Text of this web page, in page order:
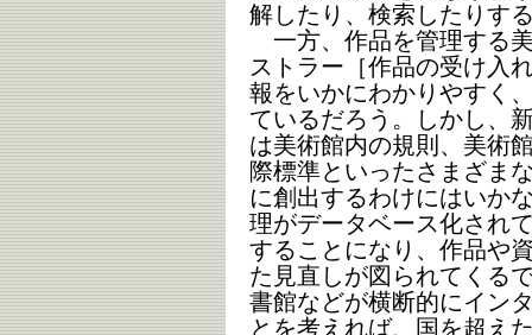
解したり、検索したりす
一方、作品を管理する
ストラー［作品の受け入
報をいかにわかりやすく
ているだろう。しかし、
は美術館内の規則、美術
際標準といったさまざま
に創出するわけにはいか
理がデータベース化され
することになり、作品や
た見直しが図られてくる
書館などが横断的にイン
とを考えれば、国を超え